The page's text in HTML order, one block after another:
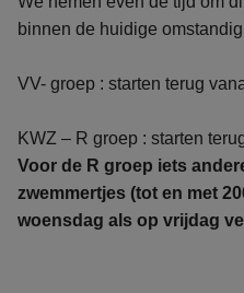
binnen de huidige
VV- groep : starten terug
KWZ – R groep : starten
Voor de R groep iets
zwemmertjes (tot en met
woensdag als op vrijdag